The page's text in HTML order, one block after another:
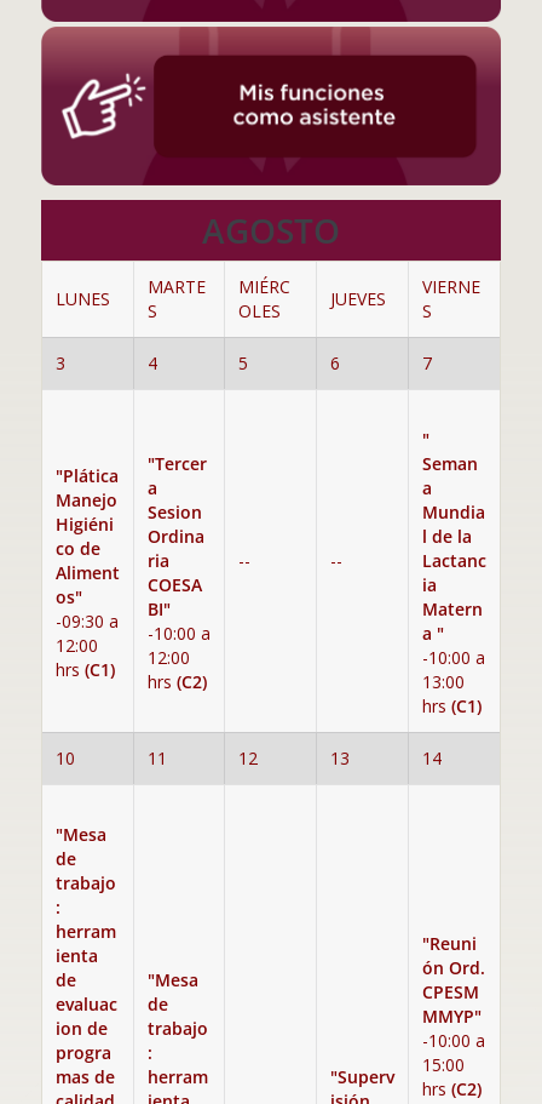
AGOSTO
LUNES
MARTE
S
MIÉRC
OLES
JUEVES
VIERNE
S
3 4 5 6 7
"Plática
Manejo
Higiéni
co de
Aliment
os"
-09:30 a
12:00
hrs (C1)
"Tercer
a
Sesion
Ordina
ria
COESA
BI"
-10:00 a
12:00
hrs (C2)
-- --
"
Seman
a
Mundia
l de la
Lactanc
ia
Matern
a "
-10:00 a
13:00
hrs (C1)
10 11 12 13 14
"Mesa
de
trabajo
:
herram
ienta
de
evaluac
ion de
progra
mas de
"Mesa
de
trabajo
:
herram
"Superv
"Reuni
ón Ord.
CPESM
MMYP"
-10:00 a
15:00
hrs (C2)